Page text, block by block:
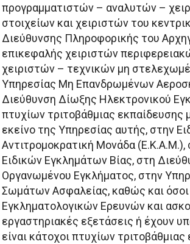
προγραμματιστών – αναλυτών –
στοιχείων και χειριστών του
Διεύθυνσης Πληροφορικής του
επικεφαλής χειριστών
χειριστών – τεχνικών μη
Υπηρεσίας Μη Επανδρωμένων
Διεύθυνση Δίωξης Ηλεκτρονικού
πτυχίων τριτοβάθμιας εκπαίδευσης
εκείνο της Υπηρεσίας αυτής, στην
Αντιτρομοκρατική Μονάδα
Ειδικών Εγκλημάτων Βίας, στη
Οργανωμένου Εγκλήματος, στην
Σωμάτων Ασφαλείας, καθώς και
Εγκληματολογικών Ερευνών και
εργαστηριακές εξετάσεις ή έχουν
είναι κάτοχοι πτυχίων